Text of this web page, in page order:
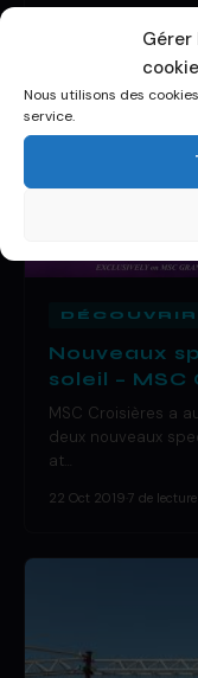
Nous utilisons des
service.
Nouveaux
soleil – MSC
MSC Croisières a
deux nouveaux
at…
22 Oct 2019 7 de lecture